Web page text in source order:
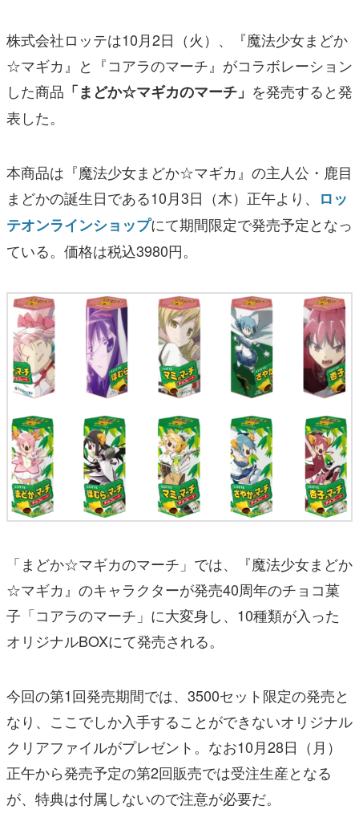
アプリレビュー
その他
株式会社ロッテは10月2日（火）、『魔法少女まどか
☆マギカ』と『コアラのマーチ』がコラボレーション
した商品 「まどか☆マギカのマーチ」 を発売すると発
表した。
本商品は『魔法少女まどか☆マギカ』の主人公・鹿目
まどかの誕生日である10月3日（木）正午より、
ロッ
テオンラインショップにて期間限定で発売予定となっ
ている。価格は税込3980円。
「まどか☆マギカのマーチ」では、『魔法少女まどか
☆マギカ』のキャラクターが発売40周年のチョコ菓
子「コアラのマーチ」に大変身し、10種類が入った
オリジナルBOXにて発売される。
今回の第1回発売期間では、3500セット限定の発売と
なり、ここでしか入手することができないオリジナル
クリアファイルがプレゼント。なお10月28日（月）
正午から発売予定の第2回販売では受注生産となる
が、特典は付属しないので注意が必要だ。